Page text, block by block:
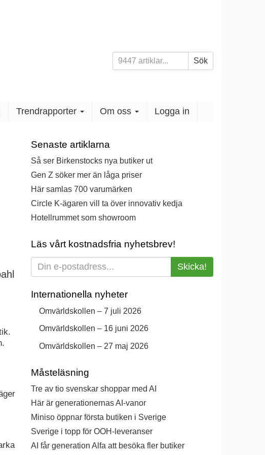
Sök
efter:
Sök
Trendrapporter Om oss Logga in
Senaste artiklarna
Så ser Birkenstocks nya butiker ut
Gen Z söker mer än låga priser
Här samlas 700 varumärken
Circle K-ägaren vill ta över innovativ kedja
Hotellrummet som showroom
Läs vårt kostnadsfria nyhetsbrev!
Skicka!
Internationella nyheter
Omvärldskollen – 7 juli 2026
Omvärldskollen – 16 juni 2026
Omvärldskollen – 27 maj 2026
Måsteläsning
Tre av tio svenskar shoppar med AI
Här är generationernas AI-vanor
Miniso öppnar första butiken i Sverige
Sverige i topp för OOH-leveranser
AI får generation Alfa att besöka fler butiker